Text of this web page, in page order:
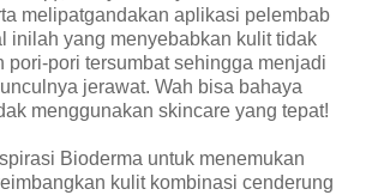
melipatgandakan aplikasi pelembab
inilah yang menyebabkan kulit tidak
pori-pori tersumbat sehingga menjadi
jerawat. Wah bisa bahaya
menggunakan skincare yang tepat!
Bioderma untuk menemukan
kulit kombinasi cenderung